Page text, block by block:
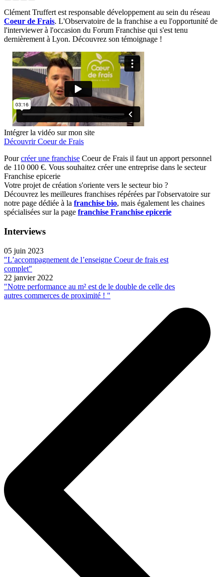
Clément Truffert est responsable développement au sein du réseau
Coeur de Frais. L'Observatoire de la franchise a eu l'opportunité de
l'interviewer à l'occasion du Forum Franchise qui s'est tenu
dernièrement à Lyon. Découvrez son témoignage !
Intégrer la vidéo sur mon site
Découvrir Coeur de Frais
Pourcréer une franchise Coeur de Frais il faut un apport personnel
de 110 000 €. Vous souhaitez créer une entreprise dans le secteur
Franchise epicerie
Votre projet de création s'oriente vers le secteur bio ?
Découvrez les meilleures franchises répérées par l'observatoire sur
notre page dédiée à la franchise bio, mais également les chaines
spécialisées sur la page franchise Franchise epicerie
Interviews
05 juin 2023
"L’accompagnement de l’enseigne Coeur de frais est
complet"
22 janvier 2022
"Notre performance au m² est de le double de celle des
autres commerces de proximité ! "